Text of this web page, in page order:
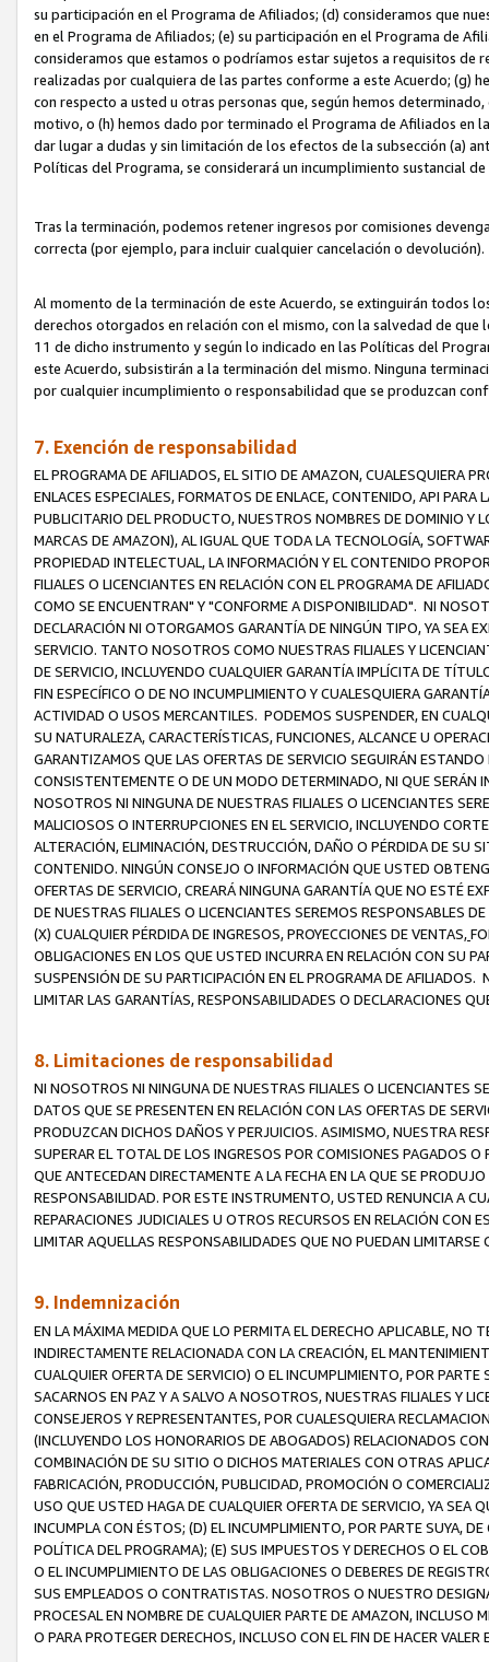
su participación en el Programa de Afiliados; (d) consideramos que
en el Programa de Afiliados; (e) su participación en el Programa de
consideramos que estamos o podríamos estar sujetos a requisitos de
realizadas por cualquiera de las partes conforme a este Acuerdo; (g)
con respecto a usted u otras personas que, según hemos
motivo, o (h) hemos dado por terminado el Programa de Afiliados en
dar lugar a dudas y sin limitación de los efectos de la subsección (a)
Políticas del Programa, se considerará un incumplimiento sustancial
Tras la terminación, podemos retener ingresos por comisiones
correcta (por ejemplo, para incluir cualquier cancelación o devolución).
Al momento de la terminación de este Acuerdo, se extinguirán todos
derechos otorgados en relación con el mismo, con la salvedad de
11 de dicho instrumento y según lo indicado en las Políticas del
este Acuerdo, subsistirán a la terminación del mismo. Ninguna
por cualquier incumplimiento o responsabilidad que se produzcan
7. Exención de responsabilidad
EL PROGRAMA DE AFILIADOS, EL SITIO DE AMAZON, CUALESQUIERA
ENLACES ESPECIALES, FORMATOS DE ENLACE, CONTENIDO, API
PUBLICITARIO DEL PRODUCTO, NUESTROS NOMBRES DE DOMINIO Y
MARCAS DE AMAZON), AL IGUAL QUE TODA LA TECNOLOGÍA,
PROPIEDAD INTELECTUAL, LA INFORMACIÓN Y EL CONTENIDO
FILIALES O LICENCIANTES EN RELACIÓN CON EL PROGRAMA DE
COMO SE ENCUENTRAN" Y "CONFORME A DISPONIBILIDAD". NI
DECLARACIÓN NI OTORGAMOS GARANTÍA DE NINGÚN TIPO, YA SEA
SERVICIO. TANTO NOSOTROS COMO NUESTRAS FILIALES Y
DE SERVICIO, INCLUYENDO CUALQUIER GARANTÍA IMPLÍCITA DE
FIN ESPECÍFICO O DE NO INCUMPLIMIENTO Y CUALESQUIERA
ACTIVIDAD O USOS MERCANTILES. PODEMOS SUSPENDER, EN
SU NATURALEZA, CARACTERÍSTICAS, FUNCIONES, ALCANCE U
GARANTIZAMOS QUE LAS OFERTAS DE SERVICIO SEGUIRÁN
CONSISTENTEMENTE O DE UN MODO DETERMINADO, NI QUE SERÁN
NOSOTROS NI NINGUNA DE NUESTRAS FILIALES O LICENCIANTES
MALICIOSOS O INTERRUPCIONES EN EL SERVICIO, INCLUYENDO
ALTERACIÓN, ELIMINACIÓN, DESTRUCCIÓN, DAÑO O PÉRDIDA DE SU
CONTENIDO. NINGÚN CONSEJO O INFORMACIÓN QUE USTED
OFERTAS DE SERVICIO, CREARÁ NINGUNA GARANTÍA QUE NO ESTÉ
DE NUESTRAS FILIALES O LICENCIANTES SEREMOS RESPONSABLES
(X) CUALQUIER PÉRDIDA DE INGRESOS, PROYECCIONES DE VENTAS,
OBLIGACIONES EN LOS QUE USTED INCURRA EN RELACIÓN CON SU
SUSPENSIÓN DE SU PARTICIPACIÓN EN EL PROGRAMA DE
LIMITAR LAS GARANTÍAS, RESPONSABILIDADES O DECLARACIONES
8. Limitaciones de responsabilidad
NI NOSOTROS NI NINGUNA DE NUESTRAS FILIALES O LICENCIANTES
DATOS QUE SE PRESENTEN EN RELACIÓN CON LAS OFERTAS DE
PRODUZCAN DICHOS DAÑOS Y PERJUICIOS. ASIMISMO, NUESTRA
SUPERAR EL TOTAL DE LOS INGRESOS POR COMISIONES PAGADOS
QUE ANTECEDAN DIRECTAMENTE A LA FECHA EN LA QUE SE
RESPONSABILIDAD. POR ESTE INSTRUMENTO, USTED RENUNCIA A
REPARACIONES JUDICIALES U OTROS RECURSOS EN RELACIÓN CON
LIMITAR AQUELLAS RESPONSABILIDADES QUE NO PUEDAN LIMITARSE
9. Indemnización
EN LA MÁXIMA MEDIDA QUE LO PERMITA EL DERECHO APLICABLE,
INDIRECTAMENTE RELACIONADA CON LA CREACIÓN, EL
CUALQUIER OFERTA DE SERVICIO) O EL INCUMPLIMIENTO, POR
SACARNOS EN PAZ Y A SALVO A NOSOTROS, NUESTRAS FILIALES Y
CONSEJEROS Y REPRESENTANTES, POR CUALESQUIERA
(INCLUYENDO LOS HONORARIOS DE ABOGADOS) RELACIONADOS
COMBINACIÓN DE SU SITIO O DICHOS MATERIALES CON OTRAS
FABRICACIÓN, PRODUCCIÓN, PUBLICIDAD, PROMOCIÓN O
USO QUE USTED HAGA DE CUALQUIER OFERTA DE SERVICIO, YA SEA
INCUMPLA CON ÉSTOS; (D) EL INCUMPLIMIENTO, POR PARTE SUYA,
POLÍTICA DEL PROGRAMA); (E) SUS IMPUESTOS Y DERECHOS O EL
O EL INCUMPLIMIENTO DE LAS OBLIGACIONES O DEBERES DE
SUS EMPLEADOS O CONTRATISTAS. NOSOTROS O NUESTRO
PROCESAL EN NOMBRE DE CUALQUIER PARTE DE AMAZON, INCLUSO
O PARA PROTEGER DERECHOS, INCLUSO CON EL FIN DE HACER VALER